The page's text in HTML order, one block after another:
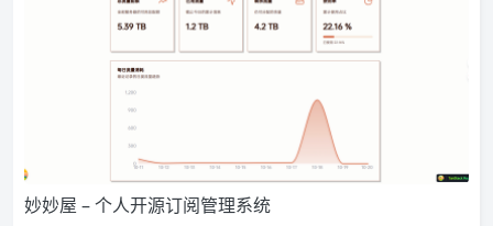
妙妙屋 – 个人开源订阅管理系统